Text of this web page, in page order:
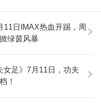
11日IMAX热血开踢，周
绿茵风暴
女足》7月11日，功夫
！